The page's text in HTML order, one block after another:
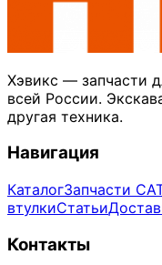
Хэвикс — запчасти
всей России.
другая техника.
Навигация
КаталогЗапчасти
втулкиСтатьи
Контакты